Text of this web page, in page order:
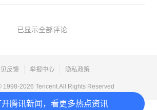
腾讯新闻，看更多热点资讯
已显示全部评论
反馈 举报中心 隐私政策
1998-2026 Tencent.All Rights Reserved